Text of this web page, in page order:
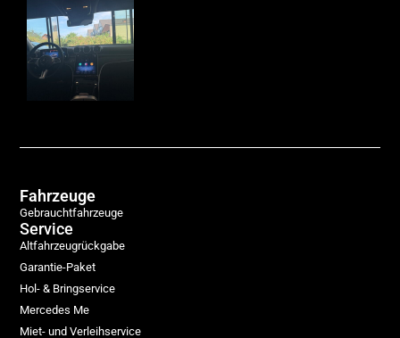
Fahrzeuge
Gebrauchtfahrzeuge
Service
Altfahrzeugrückgabe
Garantie-Paket
Hol- & Bringservice
Mercedes Me
Miet- und Verleihservice